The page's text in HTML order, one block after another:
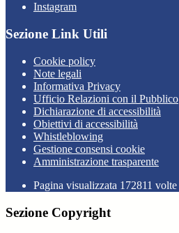
Instagram
Sezione Link Utili
Cookie policy
Note legali
Informativa Privacy
Ufficio Relazioni con il Pubblico
Dichiarazione di accessibilità
Obiettivi di accessibilità
Whistleblowing
Gestione consensi cookie
Amministrazione trasparente
Pagina visualizzata 172811 volte
Sezione Copyright